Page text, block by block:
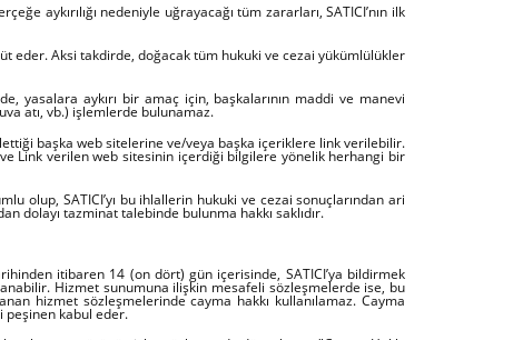
aykırılığı nedeniyle uğrayacağı tüm zararları, SATICI’nın ilk
eder. Aksi takdirde, doğacak tüm hukuki ve cezai yükümlülükler
yasalara aykırı bir amaç için, başkalarının maddi ve manevi
atı, vb.) işlemlerde bulunamaz.
başka web sitelerine ve/veya başka içeriklere link verilebilir.
Link verilen web sitesinin içerdiği bilgilere yönelik herhangi bir
olup, SATICI’yı bu ihlallerin hukuki ve cezai sonuçlarından ari
dolayı tazminat talebinde bulunma hakkı saklıdır.
itibaren 14 (on dört) gün içerisinde, SATICI’ya bildirmek
Hizmet sunumuna ilişkin mesafeli sözleşmelerde ise, bu
hizmet sözleşmelerinde cayma hakkı kullanılamaz. Cayma
peşinen kabul eder.